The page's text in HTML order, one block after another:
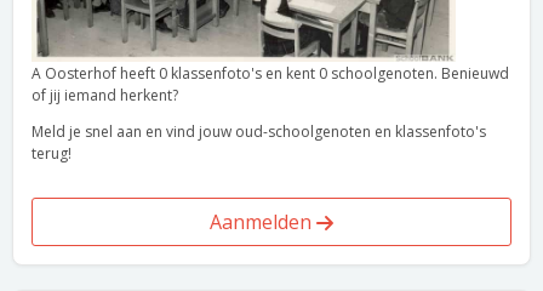
A Oosterhof heeft 0 klassenfoto's en kent 0 schoolgenoten. Benieuwd
of jij iemand herkent?
Meld je snel aan en vind jouw oud-schoolgenoten en klassenfoto's
terug!
Aanmelden